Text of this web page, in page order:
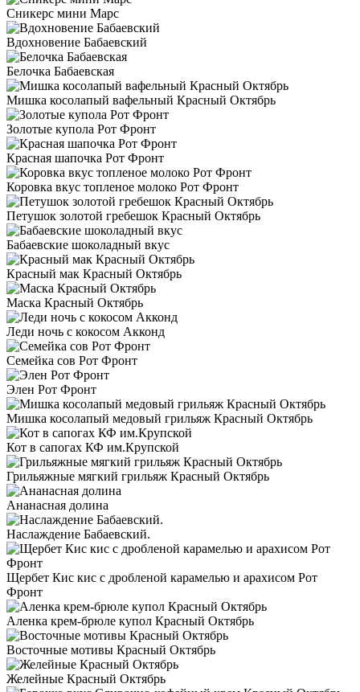
Сникерс мини Марс
Вдохновение Бабаевский
Белочка Бабаевская
Мишка косолапый вафельный Красный Октябрь
Золотые купола Рот Фронт
Красная шапочка Рот Фронт
Коровка вкус топленое молоко Рот Фронт
Петушок золотой гребешок Красный Октябрь
Бабаевские шоколадный вкус
Красный мак Красный Октябрь
Маска Красный Октябрь
Леди ночь с кокосом Акконд
Семейка сов Рот Фронт
Элен Рот Фронт
Мишка косолапый медовый грильяж Красный Октябрь
Кот в сапогах КФ им.Крупской
Грильяжные мягкий грильяж Красный Октябрь
Ананасная долина
Наслаждение Бабаевский.
Щербет Кис кис с дробленой карамелью и арахисом Рот
Фронт
Аленка крем-брюле купол Красный Октябрь
Восточные мотивы Красный Октябрь
Желейные Красный Октябрь